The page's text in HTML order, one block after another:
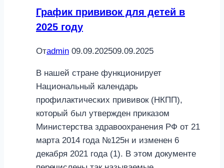
График прививок для детей в
2025 году
Отadmin 09.09.202509.09.2025
В нашей стране функционирует
Национальный календарь
профилактических прививок (НКПП),
который был утвержден приказом
Министерства здравоохранения РФ от 21
марта 2014 года №125н и изменен 6
декабря 2021 года (1). В этом документе